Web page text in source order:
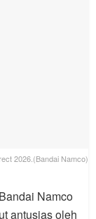
2026.(Bandai Namco)
Namco
antusias oleh